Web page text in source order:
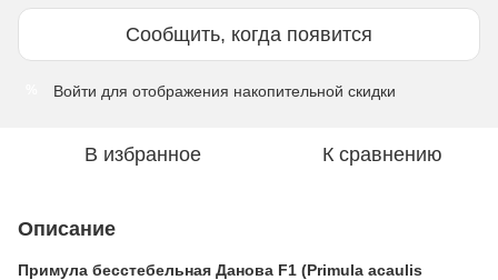
Сообщить, когда появится
Войти для отображения накопительной скидки
В избранное К сравнению
Описание
Примула бесстебельная Данова F1 (Primula acaulis